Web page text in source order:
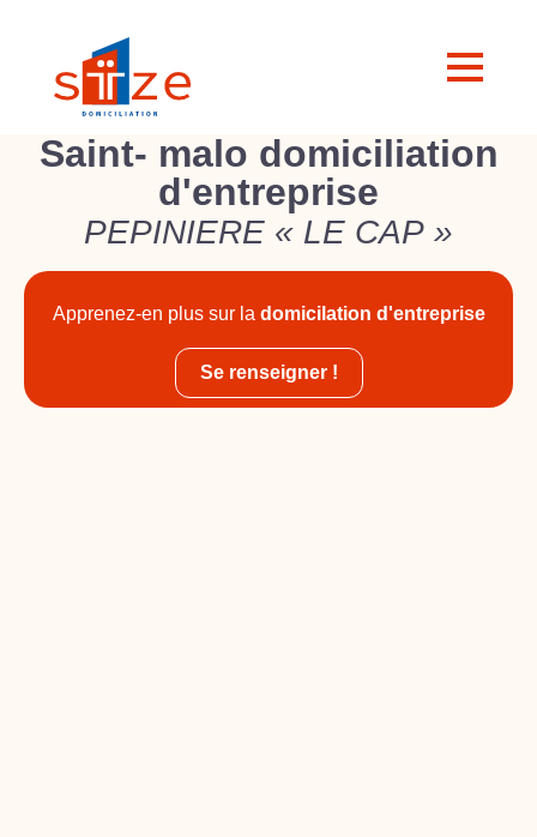
Saint- malo domiciliation
d'entreprise
PEPINIERE « LE CAP »
Apprenez-en plus sur la domicilation d'entreprise
Se renseigner !